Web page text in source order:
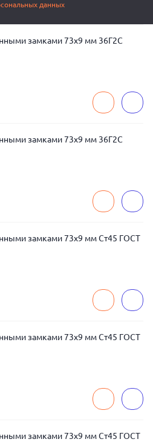
данных
замками 73x9 мм 36Г2С
замками 73x9 мм 36Г2С
замками 73x9 мм Ст45 ГОСТ
замками 73x9 мм Ст45 ГОСТ
замками 73x9 мм Ст45 ГОСТ